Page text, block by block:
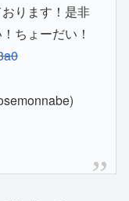
ります！是非
ちょーだい！